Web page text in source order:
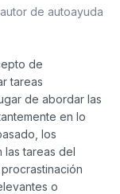
de autoayuda
de
tareas
de abordar las
en lo
los
las tareas del
o